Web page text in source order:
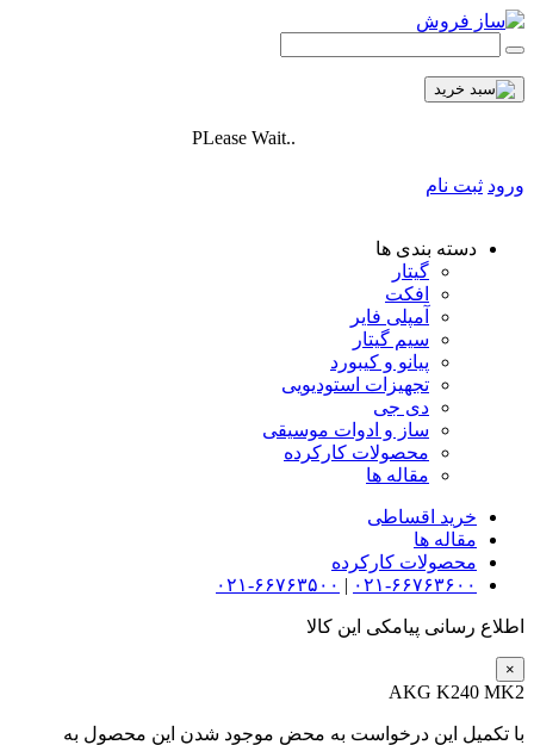
PLease Wait..
ورود ثبت نام
دسته بندی ها
گیتار
افکت
آمپلی فایر
سیم گیتار
پیانو و کیبورد
تجهیزات استودیویی
دی جی
ساز و ادوات موسیقی
محصولات کارکرده
مقاله ها
خرید اقساطی
مقاله ها
محصولات کارکرده
۰۲۱-۶۶۷۶۳۶۰۰ | ۰۲۱-۶۶۷۶۳۵۰۰
اطلاع رسانی پیامکی این کالا
×
AKG K240 MK2
با تکمیل این درخواست به محض موجود شدن این محصول به